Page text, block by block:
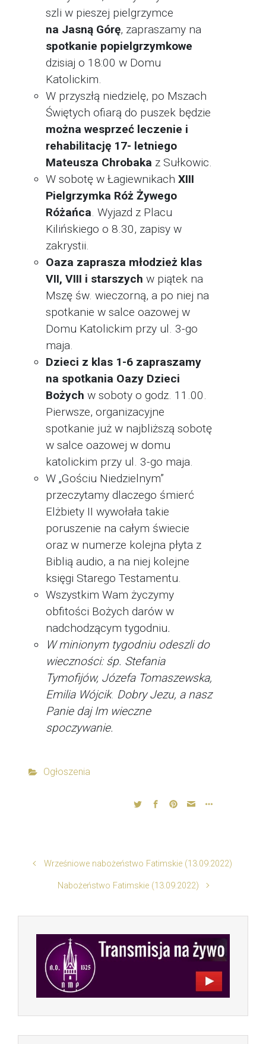
szli w pieszej pielgrzymce
na Jasną Górę, zapraszamy na
spotkanie popielgrzymkowe
dzisiaj o 18:00 w Domu
Katolickim.
W przyszłą niedzielę, po Mszach
Świętych ofiarą do puszek będzie
można wesprzeć leczenie i
rehabilitację 17- letniego
Mateusza Chrobaka z Sułkowic.
W sobotę w Łagiewnikach XIII
Pielgrzymka Róż Żywego
Różańca. Wyjazd z Placu
Kilińskiego o 8.30, zapisy w
zakrystii.
Oaza zaprasza młodzież klas
VII, VIII i starszych w piątek na
Mszę św. wieczorną, a po niej na
spotkanie w salce oazowej w
Domu Katolickim przy ul. 3-go
maja.
Dzieci z klas 1-6 zapraszamy
na spotkania Oazy Dzieci
Bożych w soboty o godz. 11.00.
Pierwsze, organizacyjne
spotkanie już w najbliższą sobotę
w salce oazowej w domu
katolickim przy ul. 3-go maja.
W „Gościu Niedzielnym”
przeczytamy dlaczego śmierć
Elżbiety II wywołała takie
poruszenie na całym świecie
oraz w numerze kolejna płyta z
Biblią audio, a na niej kolejne
księgi Starego Testamentu.
Wszystkim Wam życzymy
obfitości Bożych darów w
nadchodzącym tygodniu.
W minionym tygodniu odeszli do
wieczności: śp. Stefania
Tymofijów, Józefa Tomaszewska,
Emilia Wójcik. Dobry Jezu, a nasz
Panie daj Im wieczne
spoczywanie.
Ogłoszenia
Wrześniowe nabożeństwo Fatimskie (13.09.2022)
Nabożeństwo Fatimskie (13.09.2022)